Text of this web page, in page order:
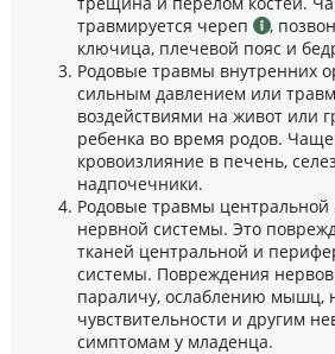
травмируется череп
,
ключица, плечевой пояс и
Родовые травмы внутренних
сильным давлением или
воздействиями на живот или
ребенка во время родов.
кровоизлияние в печень,
надпочечники.
Родовые травмы
нервной системы. Это
тканей центральной и
системы. Повреждения нервов
параличу, ослаблению мышц,
чувствительности и другим
симптомам у младенца.